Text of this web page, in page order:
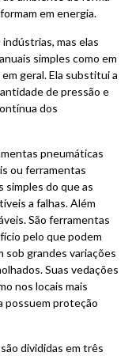
em energia.
mas elas
simples como em
geral. Ela substitui a
de pressão e
dos
pneumáticas
ou ferramentas
simples do que as
a falhas. Além
São ferramentas
pelo que podem
sob grandes variações
Suas vedações
nos locais mais
possuem proteção
divididas em três